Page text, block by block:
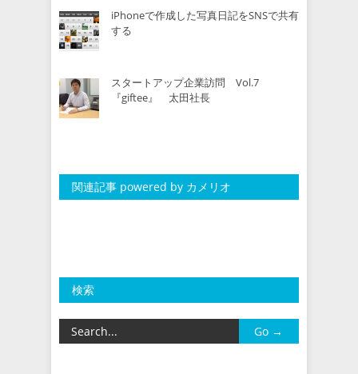
iPhoneで作成した写真日記をSNSで共有
する
スタートアップ企業訪問 Vol.7
『giftee』 太田社長
関連記事 powered by カメリオ
検索